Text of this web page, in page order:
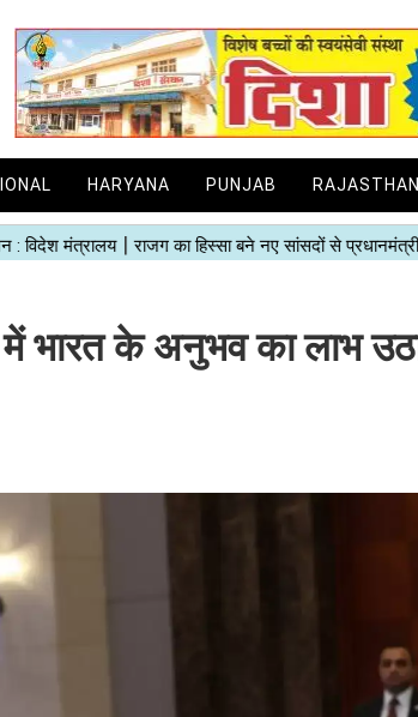
HARYANA PUNJAB RAJASTHAN
भारत के अनुभव का लाभ